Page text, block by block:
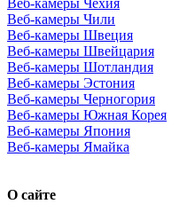
Веб-камеры Чехия
Веб-камеры Чили
Веб-камеры Швеция
Веб-камеры Швейцария
Веб-камеры Шотландия
Веб-камеры Эстония
Веб-камеры Черногория
Веб-камеры Южная Корея
Веб-камеры Япония
Веб-камеры Ямайка
О сайте